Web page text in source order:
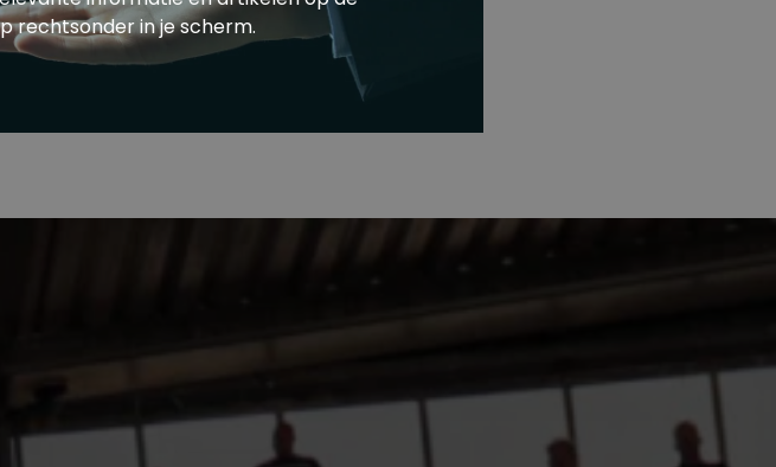
stadion die lokale
stewards. Ook
gekoppeld
rechtsonder in je scherm.